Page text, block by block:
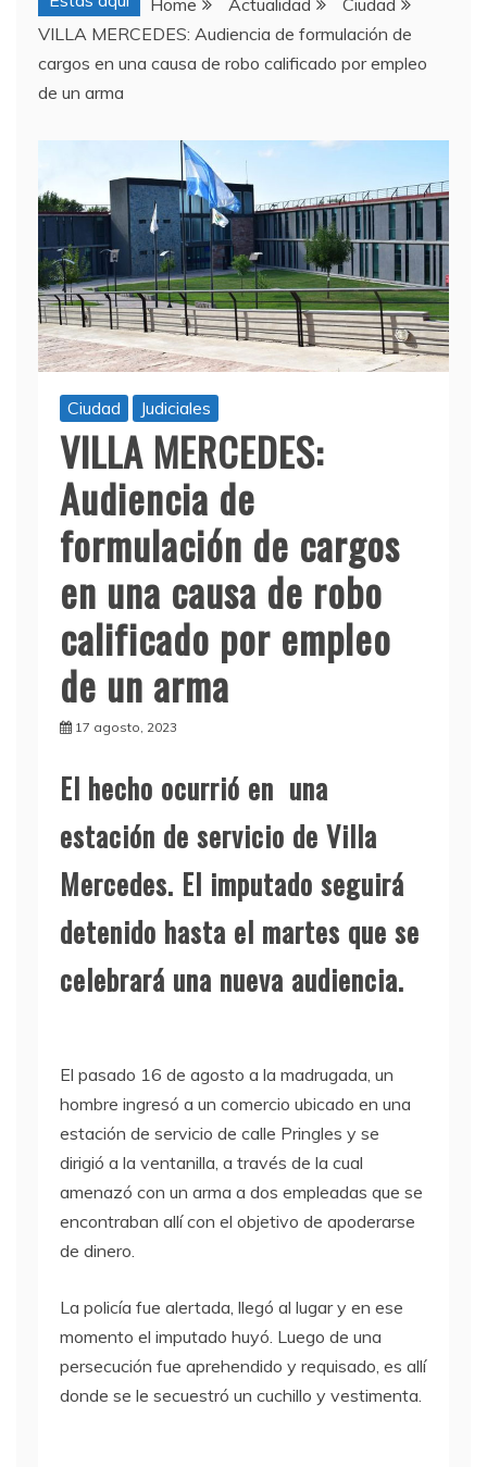
Home Actualidad
Ciudad
VILLA MERCEDES: Audiencia de formulación de
cargos en una causa de robo calificado por empleo
de un arma
Ciudad Judiciales
VILLA MERCEDES:
Audiencia de
formulación de cargos
en una causa de robo
calificado por empleo
de un arma
17 agosto, 2023
El hecho ocurrió en una
estación de servicio de Villa
Mercedes. El imputado seguirá
detenido hasta el martes que se
celebrará una nueva audiencia.
El pasado 16 de agosto a la madrugada, un
hombre ingresó a un comercio ubicado en una
estación de servicio de calle Pringles y se
dirigió a la ventanilla, a través de la cual
amenazó con un arma a dos empleadas que se
encontraban allí con el objetivo de apoderarse
de dinero.
La policía fue alertada, llegó al lugar y en ese
momento el imputado huyó. Luego de una
persecución fue aprehendido y requisado, es allí
donde se le secuestró un cuchillo y vestimenta.